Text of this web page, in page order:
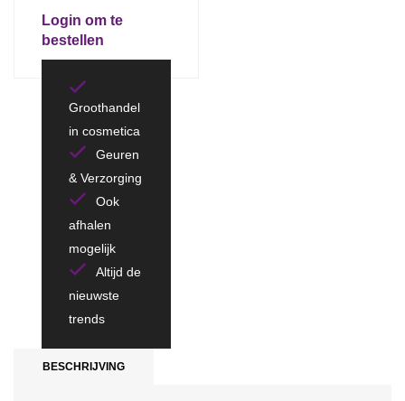
Login om te
bestellen
Groothandel
in cosmetica
Geuren
& Verzorging
Ook
afhalen
mogelijk
Altijd de
nieuwste
trends
BESCHRIJVING